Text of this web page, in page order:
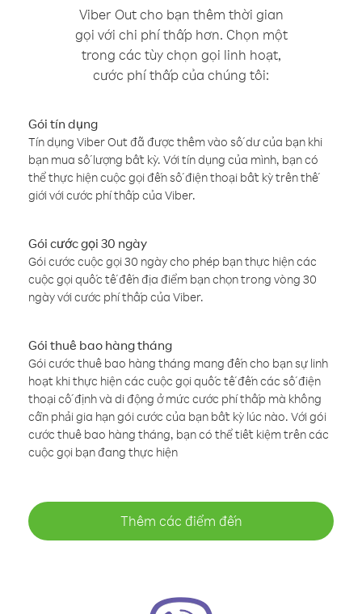
Viber Out cho bạn thêm thời gian
gọi với chi phí thấp hơn. Chọn một
trong các tùy chọn gọi linh hoạt,
cước phí thấp của chúng tôi:
Gói tín dụng
Tín dụng Viber Out đã được thêm vào số dư của bạn khi
bạn mua số lượng bất kỳ. Với tín dụng của mình, bạn có
thể thực hiện cuộc gọi đến số điện thoại bất kỳ trên thế
giới với cước phí thấp của Viber.
Gói cước gọi 30 ngày
Gói cước cuộc gọi 30 ngày cho phép bạn thực hiện các
cuộc gọi quốc tế đến địa điểm bạn chọn trong vòng 30
ngày với cước phí thấp của Viber.
Gói thuê bao hàng tháng
Gói cước thuê bao hàng tháng mang đến cho bạn sự linh
hoạt khi thực hiện các cuộc gọi quốc tế đến các số điện
thoại cố định và di động ở mức cước phí thấp mà không
cần phải gia hạn gói cước của bạn bất kỳ lúc nào. Với gói
cước thuê bao hàng tháng, bạn có thể tiết kiệm trên các
cuộc gọi bạn đang thực hiện
Thêm các điểm đến